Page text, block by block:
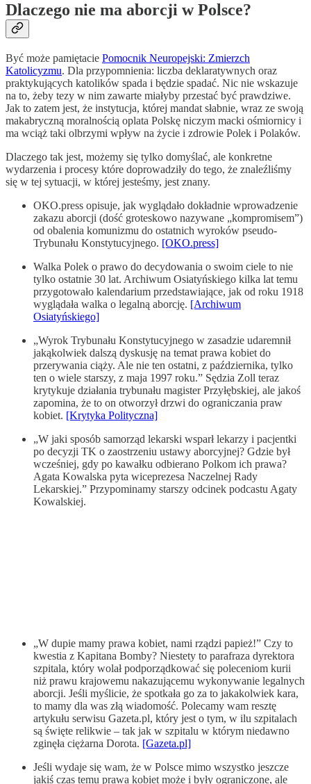
Dlaczego nie ma aborcji w Polsce?
Być może pamiętacie Pomocnik Neuropejski: Zmierzch
Katolicyzmu. Dla przypomnienia: liczba deklaratywnych oraz
praktykujących katolików spada i będzie spadać. Nic nie wskazuje
na to, żeby tezy w nim zawarte miałyby przestać być prawdziwe.
Jak to zatem jest, że instytucja, której mandat słabnie, wraz ze swoją
makabryczną moralnością oplata Polskę niczym macki ośmiornicy i
ma wciąż taki olbrzymi wpływ na życie i zdrowie Polek i Polaków.
Dlaczego tak jest, możemy się tylko domyślać, ale konkretne
wydarzenia i procesy które doprowadziły do tego, że znaleźliśmy
się w tej sytuacji, w której jesteśmy, jest znany.
OKO.press opisuje, jak wyglądało dokładnie wprowadzenie
zakazu aborcji (dość groteskowo nazywane „kompromisem”)
od obalenia komunizmu do ostatnich wyroków pseudo-
Trybunału Konstytucyjnego. [OKO.press]
Walka Polek o prawo do decydowania o swoim ciele to nie
tylko ostatnie 30 lat. Archiwum Osiatyńskiego kilka lat temu
przygotowało kalendarium przedstawiające, jak od roku 1918
wyglądała walka o legalną aborcję. [Archiwum
Osiatyńskiego]
„Wyrok Trybunału Konstytucyjnego w zasadzie udaremnił
jakąkolwiek dalszą dyskusję na temat prawa kobiet do
przerywania ciąży. Ale nie ten ostatni, z października, tylko
ten o wiele starszy, z maja 1997 roku.” Sędzia Zoll teraz
krytykuje działania trybunału magister Przyłębskiej, ale jakoś
zapomina, że to on otworzył drzwi do ograniczania praw
kobiet. [Krytyka Polityczna]
„W jaki sposób samorząd lekarski wsparł lekarzy i pacjentki
po decyzji TK o zaostrzeniu ustawy aborcyjnej? Gdzie był
wcześniej, gdy po kawałku odbierano Polkom ich prawa?
Agata Kowalska pyta wiceprezesa Naczelnej Rady
Lekarskiej.” Przypominamy starszy odcinek podcastu Agaty
Kowalskiej.
„W dupie mamy prawa kobiet, nami rządzi papież!” Czy to
kwestia z Kapitana Bomby? Niestety to parafraza dyrektora
szpitala, który wolał podporządkować się poleceniom kurii
niż prawu krajowemu nakazującemu wykonywanie legalnych
aborcji. Jeśli myślicie, że spotkała go za to jakakolwiek kara,
to mamy dla was złą wiadomość. Polecamy wam resztę
artykułu serwisu Gazeta.pl, który jest o tym, w ilu szpitalach
są święte relikwie – tak jak w szpitalu w którym niedawno
zginęła ciężarna Dorota. [Gazeta.pl]
Jeśli wydaje się wam, że w Polsce mimo wszystko jeszcze
jakiś czas temu prawa kobiet może i były ograniczone, ale